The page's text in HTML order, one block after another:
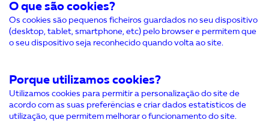
O que são cookies?
Os cookies são pequenos ficheiros guardados no seu dispositivo
(desktop, tablet, smartphone, etc) pelo browser e permitem que
o seu dispositivo seja reconhecido quando volta ao site.
Porque utilizamos cookies?
Utilizamos cookies para permitir a personalização do site de
acordo com as suas preferências e criar dados estatísticos de
utilização, que permitem melhorar o funcionamento do site.